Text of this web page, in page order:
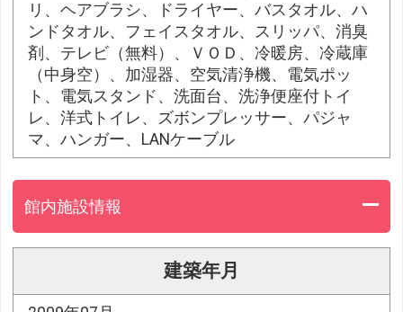
リ、ヘアブラシ、ドライヤー、バスタオル、ハ
ンドタオル、フェイスタオル、スリッパ、消臭
剤、テレビ（無料）、ＶＯＤ、冷暖房、冷蔵庫
（中身空）、加湿器、空気清浄機、電気ポッ
ト、電気スタンド、洗面台、洗浄便座付トイ
レ、洋式トイレ、ズボンプレッサー、パジャ
マ、ハンガー、LANケーブル
館内施設情報
建築年月